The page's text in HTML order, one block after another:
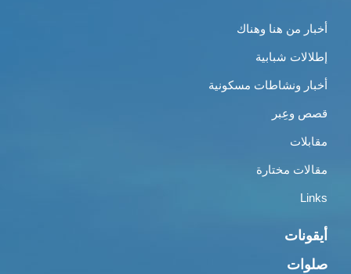
أخبار من هنا وهناك
إطلالات شبابية
أخبار ونشاطات مسكونية
قصص وعِبر
مقابلات
مقالات مختارة
Links
أيقونات
صلوات